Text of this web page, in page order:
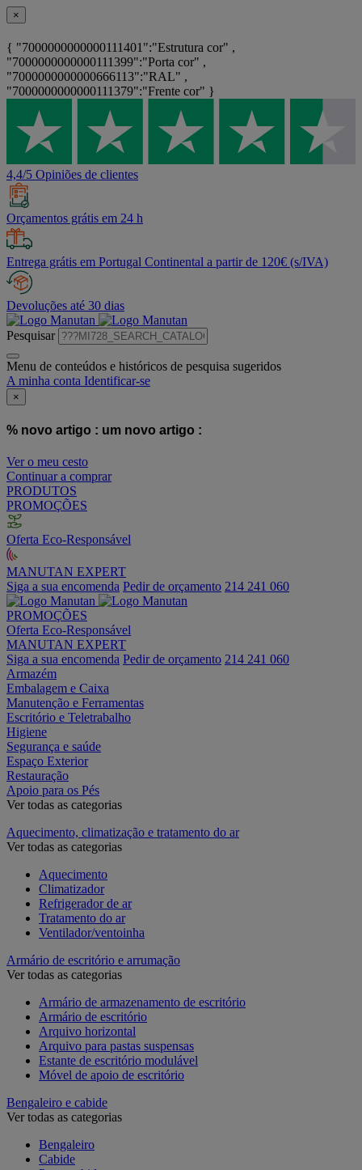
×
{ "7000000000000111401":"Estrutura cor" ,
"7000000000000111399":"Porta cor" ,
"7000000000000666113":"RAL" ,
"7000000000000111379":"Frente cor" }
4,4/5 Opiniões de clientes
Orçamentos grátis em 24 h
Entrega grátis em Portugal Continental a partir de 120€ (s/IVA)
Devoluções até 30 dias
Pesquisar
Menu de conteúdos e históricos de pesquisa sugeridos
A minha conta Identificar-se
×
% novo artigo : um novo artigo :
Ver o meu cesto
Continuar a comprar
PRODUTOS
PROMOÇÕES
Oferta Eco-Responsável
MANUTAN EXPERT
Siga a sua encomenda Pedir de orçamento 214 241 060
PROMOÇÕES
Oferta Eco-Responsável
MANUTAN EXPERT
Siga a sua encomenda Pedir de orçamento 214 241 060
Armazém
Embalagem e Caixa
Manutenção e Ferramentas
Escritório e Teletrabalho
Higiene
Segurança e saúde
Espaço Exterior
Restauração
Apoio para os Pés
Ver todas as categorias
Aquecimento, climatização e tratamento do ar
Ver todas as categorias
Aquecimento
Climatizador
Refrigerador de ar
Tratamento do ar
Ventilador/ventoinha
Armário de escritório e arrumação
Ver todas as categorias
Armário de armazenamento de escritório
Armário de escritório
Arquivo horizontal
Arquivo para pastas suspensas
Estante de escritório modulável
Móvel de apoio de escritório
Bengaleiro e cabide
Ver todas as categorias
Bengaleiro
Cabide